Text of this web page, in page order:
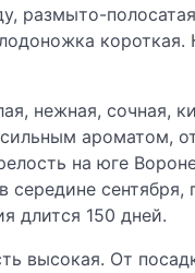
размыто-
нежная, сочная,
ароматом,
на юге
середине сентября,
длится 150 дней.
высокая. От